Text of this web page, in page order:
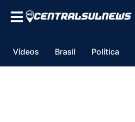
Vídeos Brasil Política